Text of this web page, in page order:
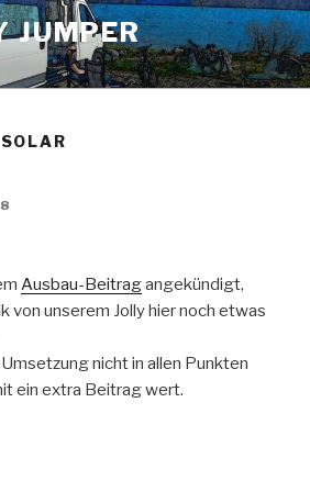
JUMPER
SOLAR
Ausbau-Beitragangekündigt,
von unserem Jolly hier noch etwas
nicht in allen Punkten
ein extra Beitrag wert.